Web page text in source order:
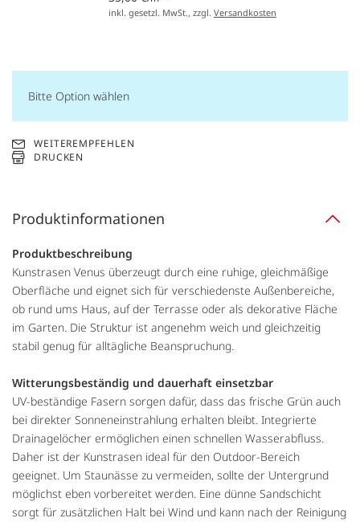
inkl. gesetzl. MwSt., zzgl. Versandkosten
Bitte Option wählen
WEITEREMPFEHLEN
DRUCKEN
Produktinformationen
Produktbeschreibung
Kunstrasen Venus überzeugt durch eine ruhige, gleichmäßige
Oberfläche und eignet sich für verschiedenste Außenbereiche,
ob rund ums Haus, auf der Terrasse oder als dekorative Fläche
im Garten. Die Struktur ist angenehm weich und gleichzeitig
stabil genug für alltägliche Beanspruchung.
Witterungsbeständig und dauerhaft einsetzbar
UV-beständige Fasern sorgen dafür, dass das frische Grün auch
bei direkter Sonneneinstrahlung erhalten bleibt. Integrierte
Drainagelöcher ermöglichen einen schnellen Wasserabfluss.
Daher ist der Kunstrasen ideal für den Outdoor-Bereich
geeignet. Um Staunässe zu vermeiden, sollte der Untergrund
möglichst eben vorbereitet werden. Eine dünne Sandschicht
sorgt für zusätzlichen Halt bei Wind und kann nach der Reinigung